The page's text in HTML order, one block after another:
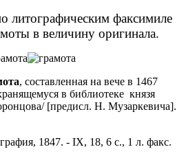
литографическим факсимиле
в величину оригинала.
, составленная на вече в 1467
в библиотеке князя
[предисл. Н. Музаркевича].
1847. - IX, 18, 6 с., 1 л. факс.